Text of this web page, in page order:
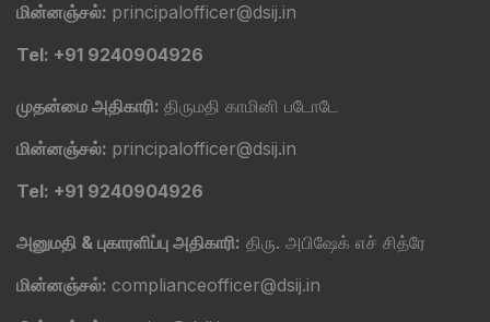
மின்னஞ்சல்: principalofficer@dsij.in
Tel: +91 9240904926
முதன்மை அதிகாரி: திருமதி காமினி படோடே
மின்னஞ்சல்: principalofficer@dsij.in
Tel: +91 9240904926
அனுமதி & புகாரளிப்பு அதிகாரி: திரு. அபிஷேக் எச் சித்ரே
மின்னஞ்சல்: complianceofficer@dsij.in